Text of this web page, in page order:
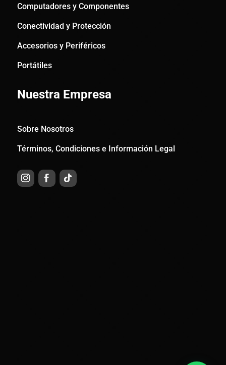
Computadores y Componentes
Conectividad y Protección
Accesorios y Periféricos
Portátiles
Nuestra Empresa
Sobre Nosotros
Términos, Condiciones e Información Legal